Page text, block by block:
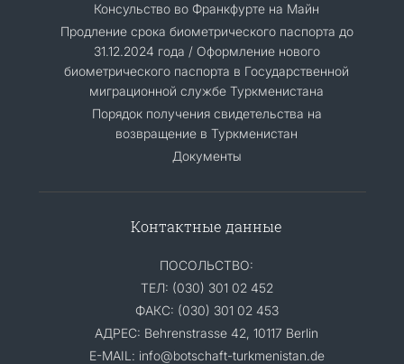
Консульство во Франкфурте на Майн
Продление срока биометрического паспорта до
31.12.2024 года / Оформление нового
биометрического паспорта в Государственной
миграционной службе Туркменистана
Порядок получения свидетельства на
возвращение в Туркменистан
Документы
Контактные данные
ПОСОЛЬСТВО:
ТЕЛ: (030) 301 02 452
ФАКС: (030) 301 02 453
АДРЕС: Behrenstrasse 42, 10117 Berlin
E-MAIL: info@botschaft-turkmenistan.de